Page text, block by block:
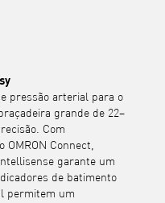
pressão arterial para o
grande de 22–
Com
OMRON Connect,
garante um
de batimento
permitem um